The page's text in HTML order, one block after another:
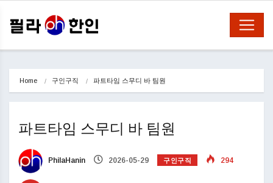
Home 구인구직 파트타임 스무디 바 팀원
파트타임 스무디 바 팀원
PhilaHanin 2026-05-29 구인구직 294